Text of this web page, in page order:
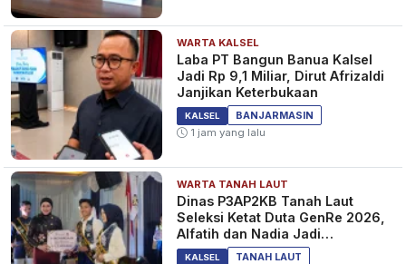
WARTA KALSEL
Laba PT Bangun Banua Kalsel
Jadi Rp 9,1 Miliar, Dirut Afrizaldi
Janjikan Keterbukaan
KALSEL
BANJARMASIN
1 jam yang lalu
WARTA TANAH LAUT
Dinas P3AP2KB Tanah Laut
Seleksi Ketat Duta GenRe 2026,
Alfatih dan Nadia Jadi
Pemenang
KALSEL
TANAH LAUT